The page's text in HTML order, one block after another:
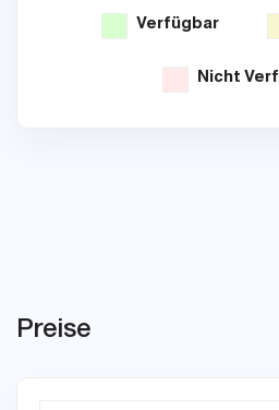
Verfügbar
Nicht
Preise